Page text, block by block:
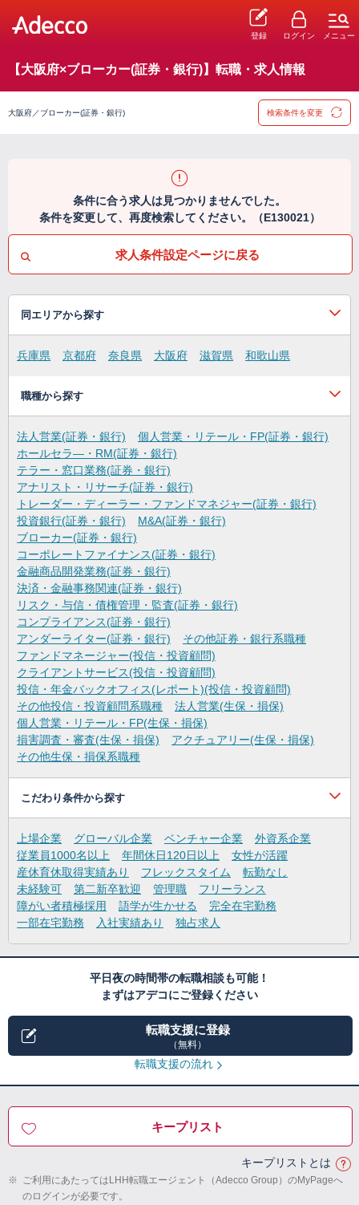
登録 ログイン メニュー
【大阪府×ブローカー(証券・銀行)】転職・求人情報
大阪府／ブローカー(証券・銀行) 検索条件を変更
条件に合う求人は見つかりませんでした。
条件を変更して、再度検索してください。（E130021）
求人条件設定ページに戻る
同エリアから探す
兵庫県 京都府 奈良県 大阪府 滋賀県 和歌山県
職種から探す
法人営業(証券・銀行)
個人営業・リテール・FP(証券・銀行)
ホールセラ―・RM(証券・銀行)
テラー・窓口業務(証券・銀行)
アナリスト・リサーチ(証券・銀行)
トレーダー・ディーラー・ファンドマネジャー(証券・銀行)
投資銀行(証券・銀行)
M&A(証券・銀行)
ブローカー(証券・銀行)
コーポレートファイナンス(証券・銀行)
金融商品開発業務(証券・銀行)
決済・金融事務関連(証券・銀行)
リスク・与信・債権管理・監査(証券・銀行)
コンプライアンス(証券・銀行)
アンダーライター(証券・銀行)
その他証券・銀行系職種
ファンドマネージャー(投信・投資顧問)
クライアントサービス(投信・投資顧問)
投信・年金バックオフィス(レポート)(投信・投資顧問)
その他投信・投資顧問系職種
法人営業(生保・損保)
個人営業・リテール・FP(生保・損保)
損害調査・審査(生保・損保)
アクチュアリー(生保・損保)
その他生保・損保系職種
こだわり条件から探す
上場企業 グローバル企業 ベンチャー企業
外資系企業
従業員1000名以上
年間休日120日以上
女性が活躍
産休育休取得実績あり
フレックスタイム
転勤なし
未経験可
第二新卒歓迎 管理職
フリーランス
障がい者積極採用
語学が生かせる
完全在宅勤務
一部在宅勤務
入社実績あり 独占求人
平日夜の時間帯の転職相談も可能！
まずはアデコにご登録ください
転職支援に登録
（無料）
転職支援の流れ
キープリスト
キープリストとは
※ ご利用にあたってはLHH転職エージェント（Adecco Group）のMyPageへ
のログインが必要です。